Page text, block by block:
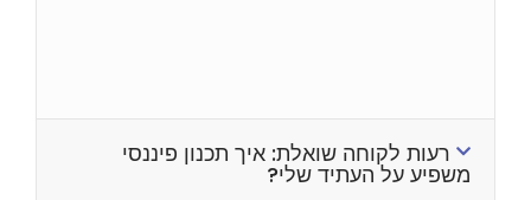
רעות לקוחה שואלת: איך תכנון פיננסי
משפיע על העתיד שלי?